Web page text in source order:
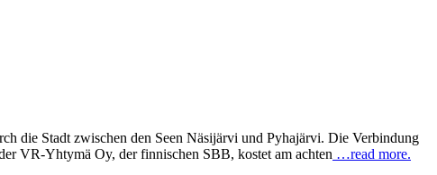
die Stadt zwischen den Seen Näsijärvi und Pyhajärvi. Die Verbindung
VR-Yhtymä Oy, der finnischen SBB, kostet am achten …read more.